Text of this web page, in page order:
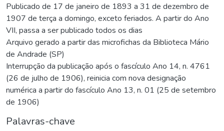
Publicado de 17 de janeiro de 1893 a 31 de dezembro de
1907 de terça a domingo, exceto feriados. A partir do Ano
VII, passa a ser publicado todos os dias
Arquivo gerado a partir das microfichas da Biblioteca Mário
de Andrade (SP)
Interrupção da publicação após o fascículo Ano 14, n. 4761
(26 de julho de 1906), reinicia com nova designação
numérica a partir do fascículo Ano 13, n. 01 (25 de setembro
de 1906)
Palavras-chave